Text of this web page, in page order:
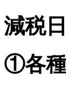
減税
①各